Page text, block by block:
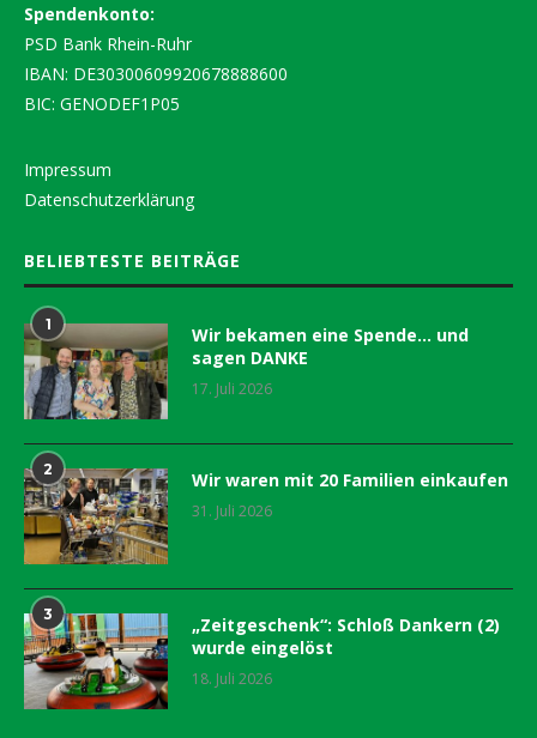
Spendenkonto:
PSD Bank Rhein-Ruhr
IBAN: DE30300609920678888600
BIC: GENODEF1P05
Impressum
Datenschutzerklärung
BELIEBTESTE BEITRÄGE
1
Wir bekamen eine Spende… und
sagen DANKE
17. Juli 2026
2 Wir waren mit 20 Familien einkaufen
31. Juli 2026
3
„Zeitgeschenk“: Schloß Dankern (2)
wurde eingelöst
18. Juli 2026